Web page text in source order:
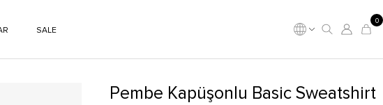
SALE
0
Pembe Kapüşonlu Basic Sweatshirt